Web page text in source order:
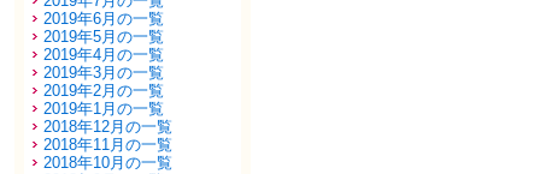
2019年6月の一覧
2019年5月の一覧
2019年4月の一覧
2019年3月の一覧
2019年2月の一覧
2019年1月の一覧
2018年12月の一覧
2018年11月の一覧
2018年10月の一覧